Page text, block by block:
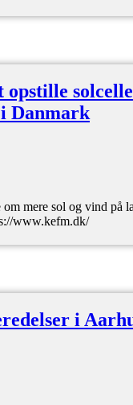
opstille
Danmark
mere sol og vind på
www.kefm.dk/
i